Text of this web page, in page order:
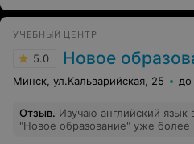
УЧЕБНЫЙ ЦЕНТР
5.0 Новое
Минск, ул.Кальварийская, 25 до
Отзыв. Изучаю английский язык
"Новое образование" уже более